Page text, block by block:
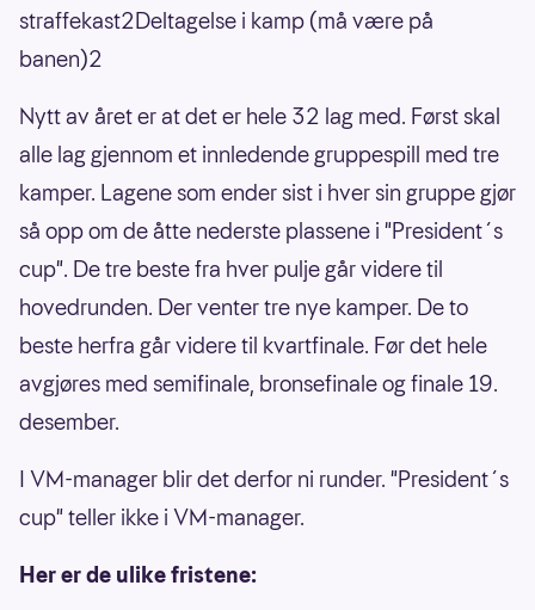
straffekast2Deltagelse i kamp (må være på
banen)2
Nytt av året er at det er hele 32 lag med. Først skal
alle lag gjennom et innledende gruppespill med tre
kamper. Lagene som ender sist i hver sin gruppe gjør
så opp om de åtte nederste plassene i "President´s
cup". De tre beste fra hver pulje går videre til
hovedrunden. Der venter tre nye kamper. De to
beste herfra går videre til kvartfinale. Før det hele
avgjøres med semifinale, bronsefinale og finale 19.
desember.
I VM-manager blir det derfor ni runder. "President´s
cup" teller ikke i VM-manager.
Her er de ulike fristene: